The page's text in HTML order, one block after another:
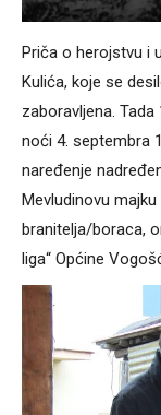
Priča o herojstvu i
Kulića, koje se
zaboravljena.
noći 4. septembra
naređenje
Mevludinovu
branitelja/boraca,
liga“ Općine